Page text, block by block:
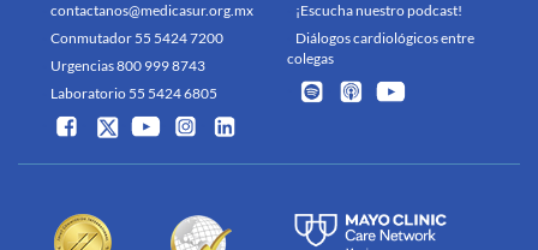
contactanos@medicasur.org.mx
Conmutador 55 5424 7200
Urgencias 800 999 8743
Laboratorio 55 5424 6805
¡Escucha nuestro podcast!
Diálogos cardiológicos entre
colegas